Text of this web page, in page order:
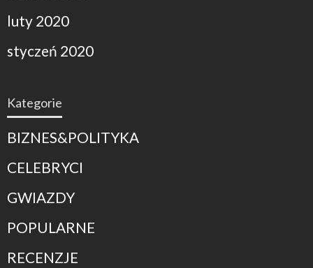
luty 2020
styczeń 2020
Kategorie
BIZNES&POLITYKA
CELEBRYCI
GWIAZDY
POPULARNE
RECENZJE